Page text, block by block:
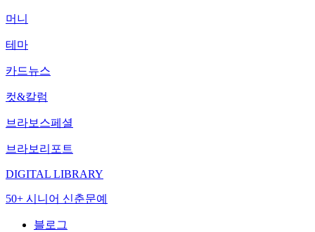
머니
테마
카드뉴스
컷&칼럼
브라보스페셜
브라보리포트
DIGITAL LIBRARY
50+ 시니어 신춘문예
블로그